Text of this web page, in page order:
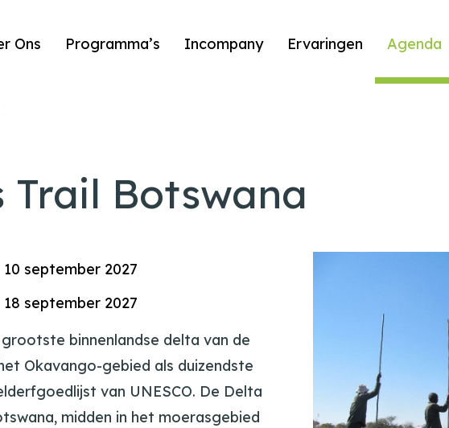
Ons Programma’s Incompany Ervaringen Agenda
Trail Botswana
10 september 2027
18 september 2027
binnenlandse delta van de
Okavango-gebied als duizendste
van UNESCO. De Delta
midden in het moerasgebied